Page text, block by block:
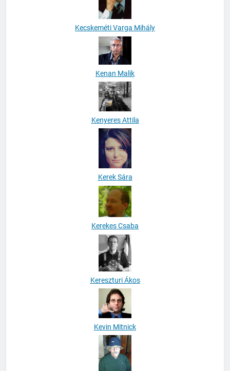
Kecskeméti Varga Mihály
Kenan Malik
Kenyeres Attila
Kerek Sára
Kerekes Csaba
Kereszturi Ákos
Kevin Mitnick